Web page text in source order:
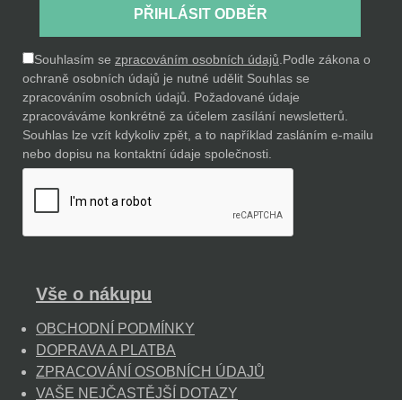
PŘIHLÁSIT ODBĚR
Souhlasím se zpracováním osobních údajů.Podle zákona o
ochraně osobních údajů je nutné udělit Souhlas se
zpracováním osobních údajů. Požadované údaje
zpracováváme konkrétně za účelem zasílání newsletterů.
Souhlas lze vzít kdykoliv zpět, a to například zasláním e-mailu
nebo dopisu na kontaktní údaje společnosti.
Vše o nákupu
OBCHODNÍ PODMÍNKY
DOPRAVA A PLATBA
ZPRACOVÁNÍ OSOBNÍCH ÚDAJŮ
VAŠE NEJČASTĚJŠÍ DOTAZY